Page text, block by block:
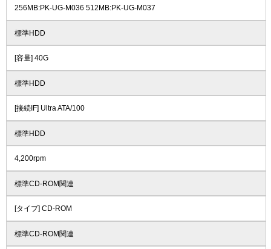
256MB:PK-UG-M036 512MB:PK-UG-M037
標準HDD
[容量] 40G
標準HDD
[接続IF] Ultra ATA/100
標準HDD
4,200rpm
標準CD-ROM関連
[タイプ] CD-ROM
標準CD-ROM関連